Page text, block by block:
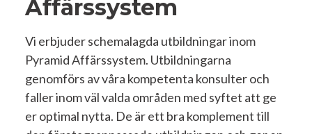
Affärssystem
Vi erbjuder schemalagda utbildningar inom
Pyramid Affärssystem. Utbildningarna
genomförs av våra kompetenta konsulter och
faller inom väl valda områden med syftet att ge
er optimal nytta. De är ett bra komplement till